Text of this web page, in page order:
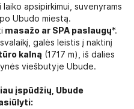
apsipirkimui, suvenyrams
Ubudo miestą.
masažo ar SPA paslaugų*.
galės leistis į naktinį
kalną (1717 m), iš dalies
viešbutyje Ubude.
įspūdžių, Ubude